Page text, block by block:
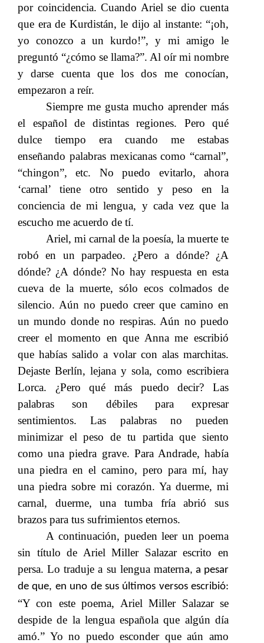
por coincidencia. Cuando Ariel se dio cuenta
que era de Kurdistán, le dijo al instante: “¡oh,
yo conozco a un kurdo!”, y mi amigo le
preguntó “¿cómo se llama?”. Al oír mi nombre
y darse cuenta que los dos me conocían,
empezaron a reír.
Siempre me gusta mucho aprender más
el español de distintas regiones. Pero qué
dulce tiempo era cuando me estabas
enseñando palabras mexicanas como “carnal”,
“chingon”, etc. No puedo evitarlo, ahora
‘carnal’ tiene otro sentido y peso en la
conciencia de mi lengua, y cada vez que la
escucho me acuerdo de tí.
Ariel, mi carnal de la poesía, la muerte te
robó en un parpadeo. ¿Pero a dónde? ¿A
dónde? ¿A dónde? No hay respuesta en esta
cueva de la muerte, sólo ecos colmados de
silencio. Aún no puedo creer que camino en
un mundo donde no respiras. Aún no puedo
creer el momento en que Anna me escribió
que habías salido a volar con alas marchitas.
Dejaste Berlín, lejana y sola, como escribiera
Lorca. ¿Pero qué más puedo decir? Las
palabras son débiles para expresar
sentimientos. Las palabras no pueden
minimizar el peso de tu partida que siento
como una piedra grave. Para Andrade, había
una piedra en el camino, pero para mí, hay
una piedra sobre mi corazón. Ya duerme, mi
carnal, duerme, una tumba fría abrió sus
brazos para tus sufrimientos eternos.
A continuación, pueden leer un poema
sin título de Ariel Miller Salazar escrito en
persa. Lo traduje a su lengua materna, a pesar
de que, en uno de sus últimos versos escribió:
“Y con este poema, Ariel Miller Salazar se
despide de la lengua española que algún día
amó.” Yo no puedo esconder que aún amo